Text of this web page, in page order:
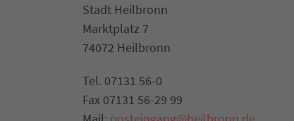
Stadt Heilbronn
Marktplatz 7
74072 Heilbronn
Tel. 07131 56-0
Fax 07131 56-29 99